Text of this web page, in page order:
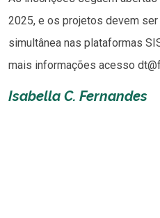
2025, e os projetos devem
simultânea nas plataformas
mais informações acesso
Isabella C. Fernandes